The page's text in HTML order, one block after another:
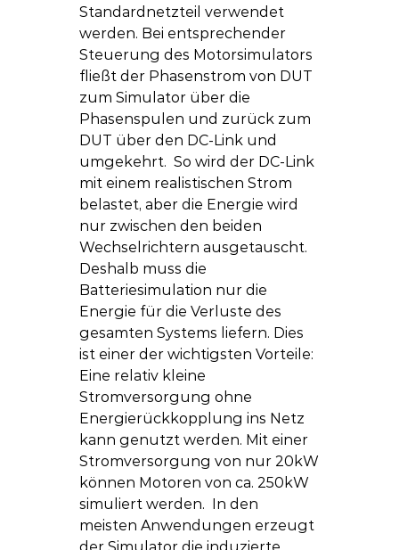
Standardnetzteil verwendet
werden. Bei entsprechender
Steuerung des Motorsimulators
fließt der Phasenstrom von DUT
zum Simulator über die
Phasenspulen und zurück zum
DUT über den DC-Link und
umgekehrt.  So wird der DC-Link
mit einem realistischen Strom
belastet, aber die Energie wird
nur zwischen den beiden
Wechselrichtern ausgetauscht.
Deshalb muss die
Batteriesimulation nur die
Energie für die Verluste des
gesamten Systems liefern. Dies
ist einer der wichtigsten Vorteile:
Eine relativ kleine
Stromversorgung ohne
Energierückkopplung ins Netz
kann genutzt werden. Mit einer
Stromversorgung von nur 20kW
können Motoren von ca. 250kW
simuliert werden.  In den
meisten Anwendungen erzeugt